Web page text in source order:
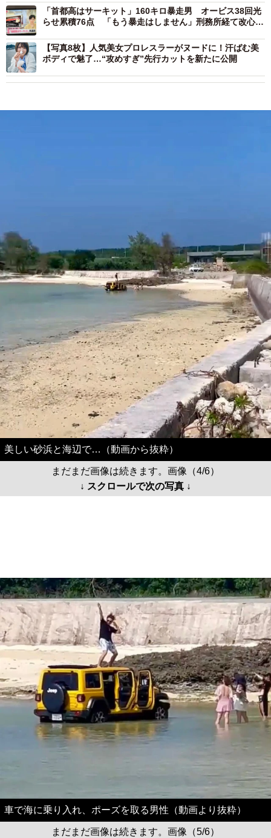
「首都高はサーキット」160キロ暴走男 オービス38回光
らせ累積76点 「もう暴走はしません」刑務所経て改心し
【写真8枚】人気美女プロレスラーがヌードに！汗ばむ美
ボディで魅了…“攻めすぎ”先行カットを新たに公開
美しい砂浜と海辺で…（動画から抜粋）
まだまだ画像は続きます。画像（4/6）
↓ スクロールで次の写真 ↓
車で海に乗り入れ、ポーズを取る男性（動画より抜粋）
まだまだ画像は続きます。画像（5/6）